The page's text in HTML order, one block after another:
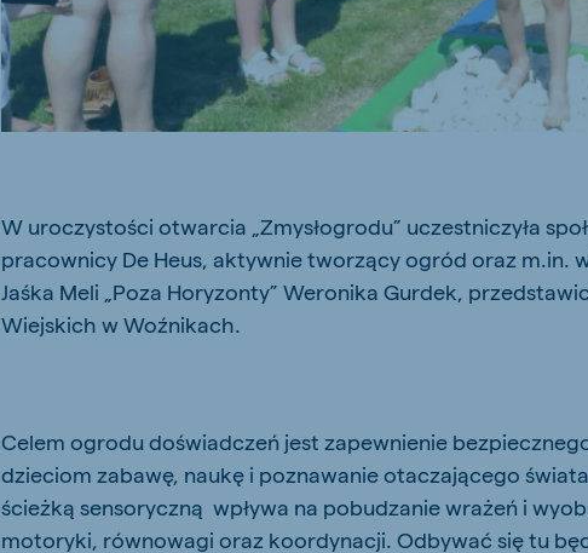
W uroczystości otwarcia „Zmysłogrodu” uczestniczyła
pracownicy De Heus, aktywnie tworzący ogród oraz m.in.
Jaśka Meli „Poza Horyzonty” Weronika Gurdek,
Wiejskich w Woźnikach.
Celem ogrodu doświadczeń jest zapewnienie
dzieciom zabawę, naukę i poznawanie otaczającego
ścieżką sensoryczną wpływa na pobudzanie wrażeń i
motoryki, równowagi oraz koordynacji. Odbywać się tu